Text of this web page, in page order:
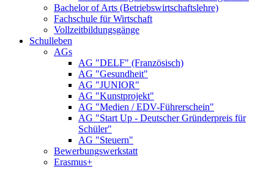
Bachelor of Arts (Betriebswirtschaftslehre)
Fachschule für Wirtschaft
Vollzeitbildungsgänge
Schulleben
AGs
AG "DELF" (Französisch)
AG "Gesundheit"
AG "JUNIOR"
AG "Kunstprojekt"
AG "Medien / EDV-Führerschein"
AG "Start Up - Deutscher Gründerpreis für
Schüler"
AG "Steuern"
Bewerbungswerkstatt
Erasmus+